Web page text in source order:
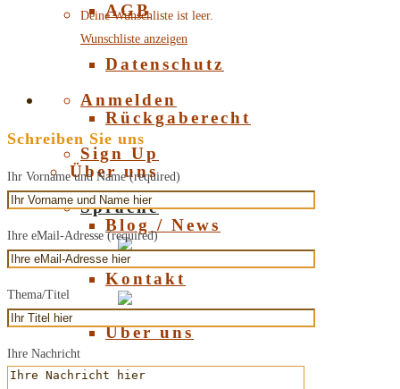
AGB
Datenschutz
Rückgaberecht
Über uns
Blog / News
Kontakt
Über uns
Deine Wunschliste ist leer.
Wunschliste anzeigen
Anmelden
Sign Up
Sprache
Deutsch
English
Schreiben Sie uns
Ihr Vorname und Name (required)
Ihre eMail-Adresse (required)
Thema/Titel
Ihre Nachricht